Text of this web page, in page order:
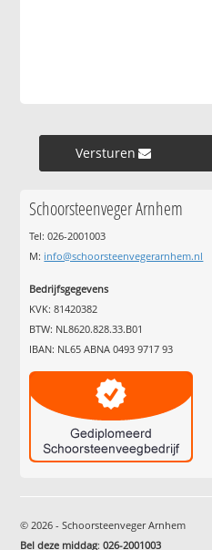
Versturen »
Schoorsteenveger Arnhem
Tel: 026-2001003
M: info@schoorsteenvegerarnhem.nl
Bedrijfsgegevens
KVK: 81420382
BTW: NL8620.828.33.B01
IBAN: NL65 ABNA 0493 9717 93
© 2026 - Schoorsteenveger Arnhem
Bel deze middag:026-2001003